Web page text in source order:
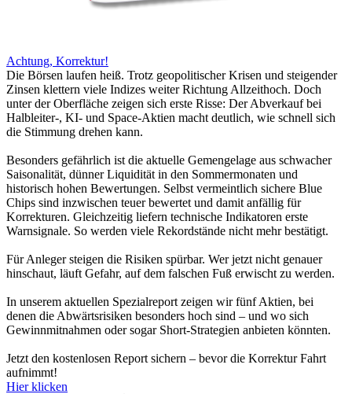
Achtung, Korrektur!
Die Börsen laufen heiß. Trotz geopolitischer Krisen und steigender
Zinsen klettern viele Indizes weiter Richtung Allzeithoch. Doch
unter der Oberfläche zeigen sich erste Risse: Der Abverkauf bei
Halbleiter-, KI- und Space-Aktien macht deutlich, wie schnell sich
die Stimmung drehen kann.
Besonders gefährlich ist die aktuelle Gemengelage aus schwacher
Saisonalität, dünner Liquidität in den Sommermonaten und
historisch hohen Bewertungen. Selbst vermeintlich sichere Blue
Chips sind inzwischen teuer bewertet und damit anfällig für
Korrekturen. Gleichzeitig liefern technische Indikatoren erste
Warnsignale. So werden viele Rekordstände nicht mehr bestätigt.
Für Anleger steigen die Risiken spürbar. Wer jetzt nicht genauer
hinschaut, läuft Gefahr, auf dem falschen Fuß erwischt zu werden.
In unserem aktuellen Spezialreport zeigen wir fünf Aktien, bei
denen die Abwärtsrisiken besonders hoch sind – und wo sich
Gewinnmitnahmen oder sogar Short-Strategien anbieten könnten.
Jetzt den kostenlosen Report sichern – bevor die Korrektur Fahrt
aufnimmt!
Hier klicken